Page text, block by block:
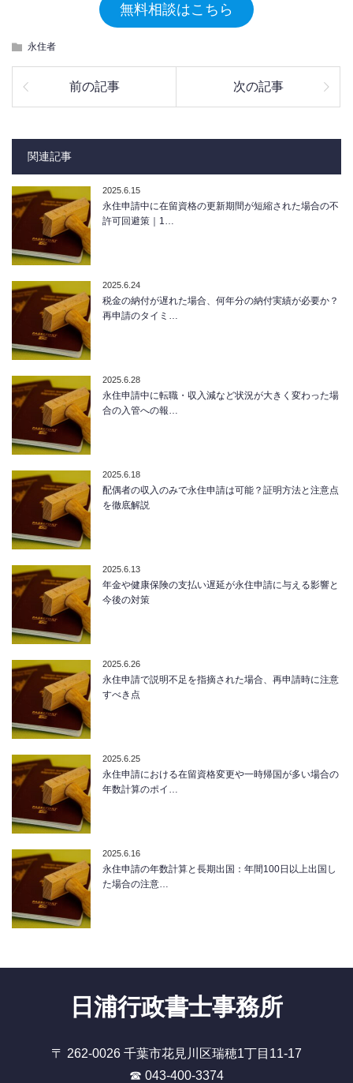
無料相談はこちら
永住者
前の記事 次の記事
関連記事
2025.6.15
永住申請中に在留資格の更新期間が短縮された場合の不
許可回避策｜1…
2025.6.24
税金の納付が遅れた場合、何年分の納付実績が必要か？
再申請のタイミ…
2025.6.28
永住申請中に転職・収入減など状況が大きく変わった場
合の入管への報…
2025.6.18
配偶者の収入のみで永住申請は可能？証明方法と注意点
を徹底解説
2025.6.13
年金や健康保険の支払い遅延が永住申請に与える影響と
今後の対策
2025.6.26
永住申請で説明不足を指摘された場合、再申請時に注意
すべき点
2025.6.25
永住申請における在留資格変更や一時帰国が多い場合の
年数計算のポイ…
2025.6.16
永住申請の年数計算と長期出国：年間100日以上出国し
た場合の注意…
日浦行政書士事務所
〒 262-0026 千葉市花見川区瑞穂1丁目11-17
☎ 043-400-3374